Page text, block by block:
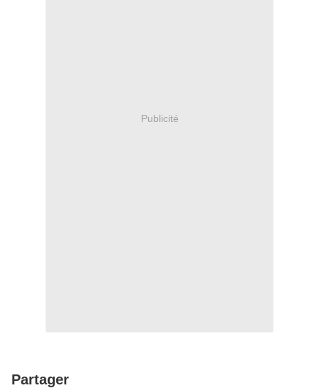
Publicité
Partager